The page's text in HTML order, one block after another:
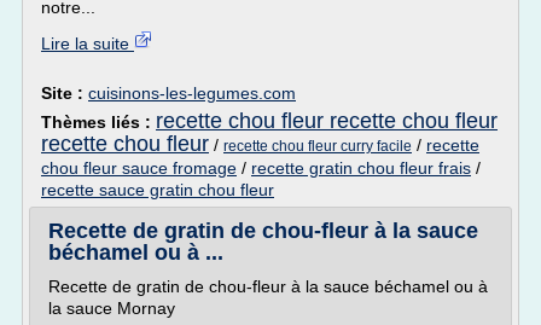
notre...
Lire la suite
Site : cuisinons-les-legumes.com
Thèmes liés : recette chou fleur recette chou fleur
recette chou fleur / recette chou fleur curry facile / recette
chou fleur sauce fromage / recette gratin chou fleur frais /
recette sauce gratin chou fleur
Recette de gratin de chou-fleur à la sauce
béchamel ou à ...
Recette de gratin de chou-fleur à la sauce béchamel ou à
la sauce Mornay